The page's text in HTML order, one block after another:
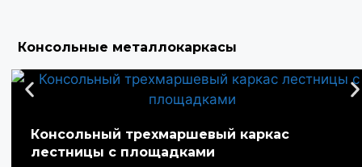
Консольные металлокаркасы
Консольный трехмаршевый каркас
лестницы с площадками